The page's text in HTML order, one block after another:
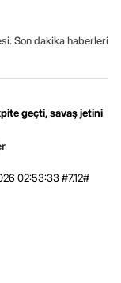
Son dakika haberleri
geçti, savaş jetini
02:53:33 #7.12#